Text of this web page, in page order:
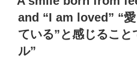
日:
and “I am loved” “
ている”と感じること
ル”